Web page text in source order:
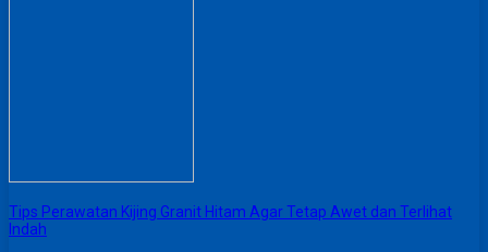
Tips Perawatan Kijing Granit Hitam Agar Tetap Awet dan Terlihat
Indah